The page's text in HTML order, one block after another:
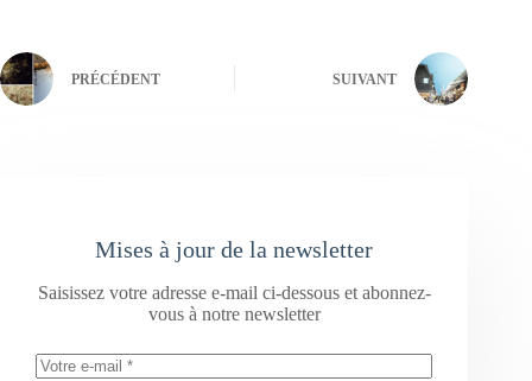
PRÉCÉDENT SUIVANT
Mises à jour de la newsletter
Saisissez votre adresse e-mail ci-dessous et abonnez-
vous à notre newsletter